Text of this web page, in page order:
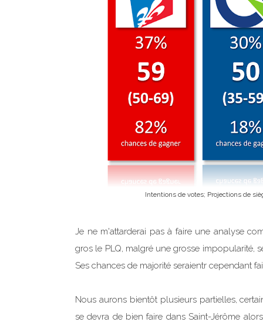
Intentions de votes; Projections de
Je ne m'attarderai pas à faire une analyse
gros le PLQ, malgré une grosse impopularité,
Ses chances de majorité seraientr cependant
Nous aurons bientôt plusieurs partielles,
se devra de bien faire dans Saint-Jérôme